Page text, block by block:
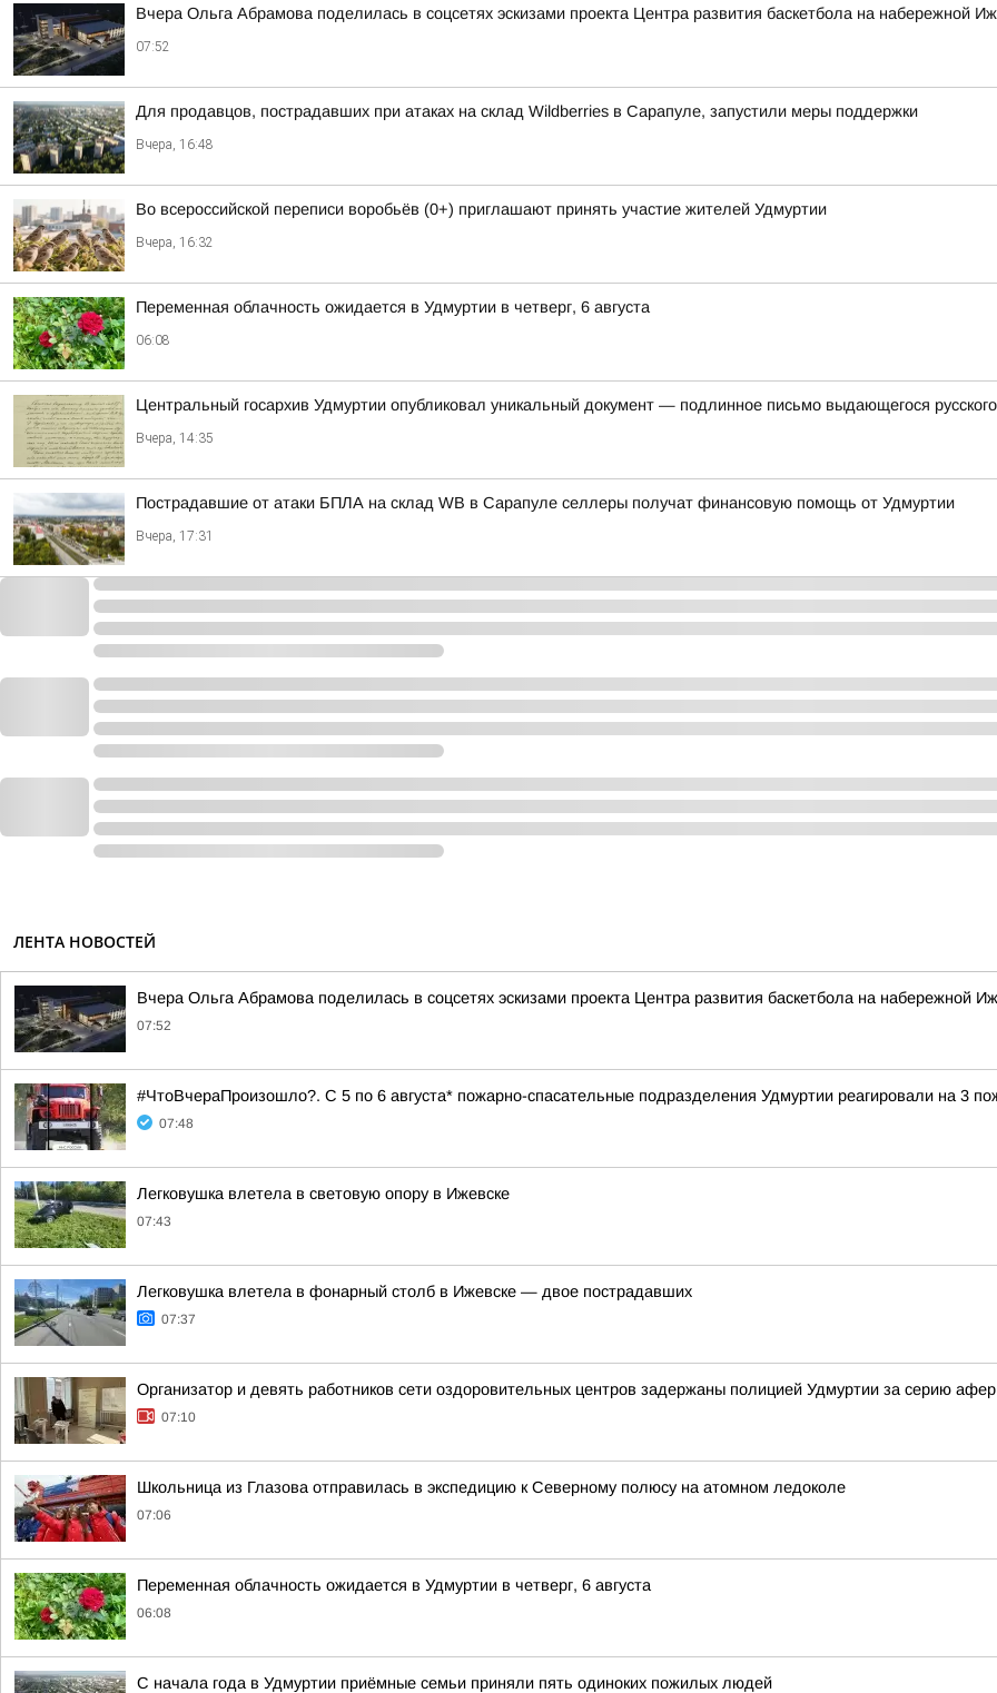
Вчера Ольга Абрамова поделилась в соцсетях эскизами проекта Центра развития баскетбола на набережной
07:52
Для продавцов, пострадавших при атаках на склад Wildberries в Сарапуле, запустили меры поддержки
Вчера, 16:48
Во всероссийской переписи воробьёв (0+) приглашают принять участие жителей Удмуртии
Вчера, 16:32
Переменная облачность ожидается в Удмуртии в четверг, 6 августа
06:08
Центральный госархив Удмуртии опубликовал уникальный документ — подлинное письмо выдающегося
Вчера, 14:35
Пострадавшие от атаки БПЛА на склад WB в Сарапуле селлеры получат финансовую помощь от Удмуртии
Вчера, 17:31
ЛЕНТА НОВОСТЕЙ
Вчера Ольга Абрамова поделилась в соцсетях эскизами проекта Центра развития баскетбола на набережной
07:52
#ЧтоВчераПроизошло?. С 5 по 6 августа* пожарно-спасательные подразделения Удмуртии реагировали на 3
07:48
Легковушка влетела в световую опору в Ижевске
07:43
Легковушка влетела в фонарный столб в Ижевске — двое пострадавших
07:37
Организатор и девять работников сети оздоровительных центров задержаны полицией Удмуртии за серию афер
07:10
Школьница из Глазова отправилась в экспедицию к Северному полюсу на атомном ледоколе
07:06
Переменная облачность ожидается в Удмуртии в четверг, 6 августа
06:08
С начала года в Удмуртии приёмные семьи приняли пять одиноких пожилых людей